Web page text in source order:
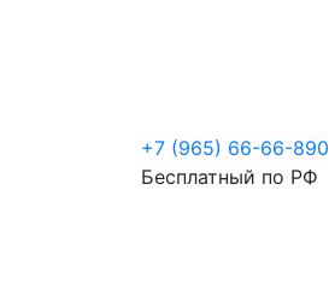
+7 (965) 66-66-890
Бесплатный по РФ